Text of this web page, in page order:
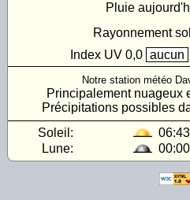
Pluie
Rayonnement
Index UV 0,0 aucun
Notre station météo
Principalement nuageux
Précipitations possibles
Soleil:
06:43
Lune:
00:00